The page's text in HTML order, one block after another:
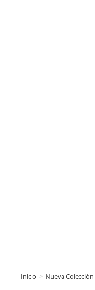
Inicio > Nueva Colección